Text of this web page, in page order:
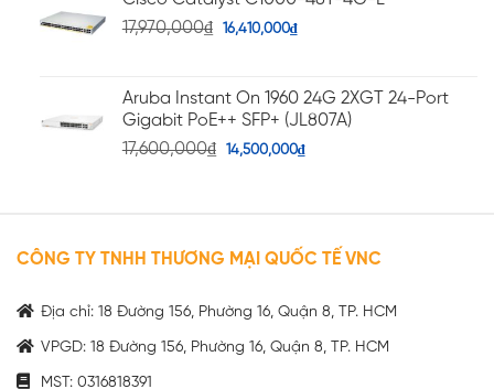
17,970,000₫ 16,410,000₫
Aruba Instant On 1960 24G 2XGT 24-Port
Gigabit PoE++ SFP+ (JL807A)
17,600,000₫ 14,500,000₫
CÔNG TY TNHH THƯƠNG MẠI QUỐC TẾ VNC
Địa chỉ: 18 Đường 156, Phường 16, Quận 8, TP. HCM
VPGD: 18 Đường 156, Phường 16, Quận 8, TP. HCM
MST: 0316818391